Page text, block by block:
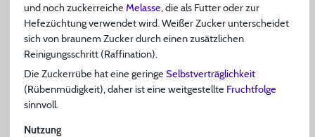
und noch zuckerreiche Melasse, die als Futter oder zur
Hefezüchtung verwendet wird. Weißer Zucker unterscheidet
sich von braunem Zucker durch einen zusätzlichen
Reinigungsschritt (Raffination).
Die Zuckerrübe hat eine geringe Selbstverträglichkeit
(Rübenmüdigkeit), daher ist eine weitgestellte Fruchtfolge
sinnvoll.
Nutzung